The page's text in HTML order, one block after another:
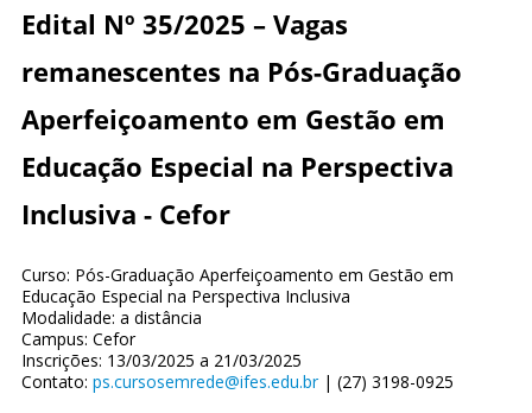
Edital Nº 35/2025 – Vagas
remanescentes na Pós-Graduação
Aperfeiçoamento em Gestão em
Educação Especial na Perspectiva
Inclusiva - Cefor
Curso: Pós-Graduação Aperfeiçoamento em Gestão em
Educação Especial na Perspectiva Inclusiva
Modalidade: a distância
Campus: Cefor
Inscrições: 13/03/2025 a 21/03/2025
Contato: ps.cursosemrede@ifes.edu.br| (27) 3198-0925